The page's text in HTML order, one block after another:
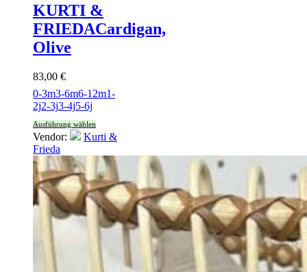
KURTI &
FRIEDACardigan,
Olive
83,00 €
0-3m3-6m6-12m1-
2j2-3j3-4j5-6j
Ausführung wählen
Vendor:
Kurti &
Frieda